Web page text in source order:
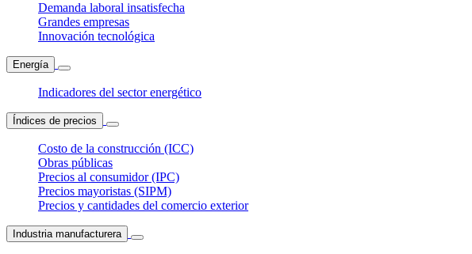
Demanda laboral insatisfecha
Grandes empresas
Innovación tecnológica
Energía
Indicadores del sector energético
Índices de precios
Costo de la construcción (ICC)
Obras públicas
Precios al consumidor (IPC)
Precios mayoristas (SIPM)
Precios y cantidades del comercio exterior
Industria manufacturera